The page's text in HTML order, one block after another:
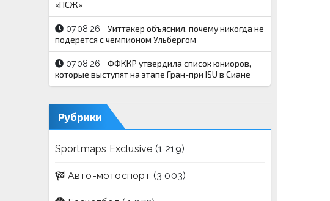
«ПСЖ»
07.08.26
Уиттакер объяснил, почему никогда не
подерётся с чемпионом Ульбергом
07.08.26
ФФККР утвердила список юниоров,
которые выступят на этапе Гран-при ISU в Сиане
Рубрики
Sportmaps Exclusive (1 219)
Авто-мотоспорт (3 003)